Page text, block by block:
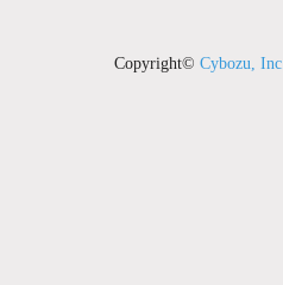
Copyright© Cybozu, Inc.